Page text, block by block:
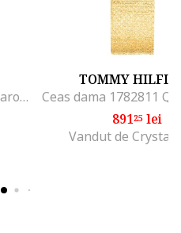
Ceas cu o curea de piele, Maro/Argintiu
TOMMY
89125lei
Vandut de